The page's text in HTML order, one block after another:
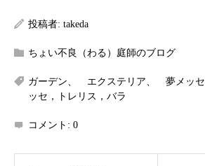
投稿者: takeda
ちょい不良（わる）庭師のブログ
ガーデン、 エクステリア、 夢メッセ
ッセ，トレリス，バラ
コメント: 0